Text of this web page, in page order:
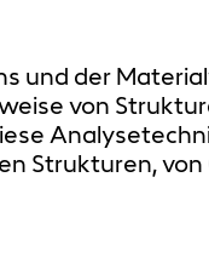
und der
von
Strukturen,